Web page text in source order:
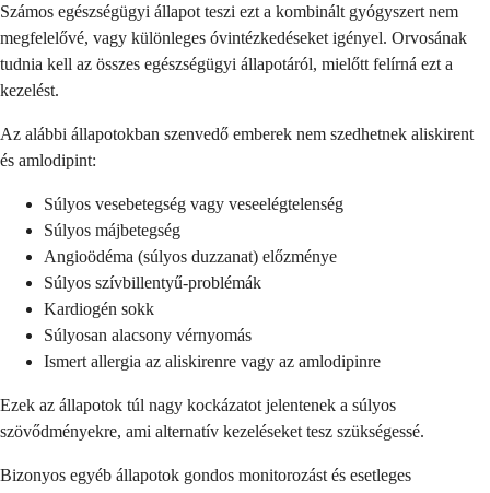
Számos egészségügyi állapot teszi ezt a kombinált gyógyszert nem
megfelelővé, vagy különleges óvintézkedéseket igényel. Orvosának
tudnia kell az összes egészségügyi állapotáról, mielőtt felírná ezt a
kezelést.
Az alábbi állapotokban szenvedő emberek nem szedhetnek aliskirent
és amlodipint:
Súlyos vesebetegség vagy veseelégtelenség
Súlyos májbetegség
Angioödéma (súlyos duzzanat) előzménye
Súlyos szívbillentyű-problémák
Kardiogén sokk
Súlyosan alacsony vérnyomás
Ismert allergia az aliskirenre vagy az amlodipinre
Ezek az állapotok túl nagy kockázatot jelentenek a súlyos
szövődményekre, ami alternatív kezeléseket tesz szükségessé.
Bizonyos egyéb állapotok gondos monitorozást és esetleges